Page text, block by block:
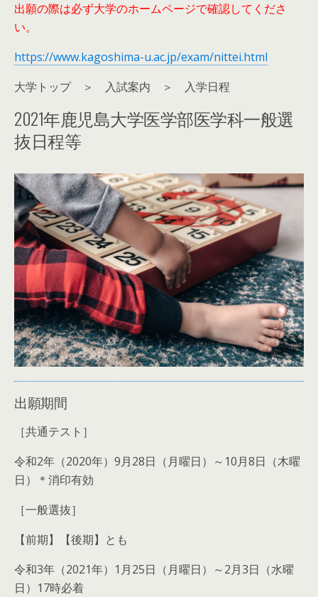
出願の際は必ず大学のホームページで確認してくださ
い。
https://www.kagoshima-u.ac.jp/exam/nittei.html
大学トップ ＞ 入試案内 ＞ 入学日程
2021年鹿児島大学医学部医学科一般選
抜日程等
出願期間
［共通テスト］
令和2年（2020年）9月28日（月曜日）～10月8日（木曜
日）＊消印有効
［一般選抜］
【前期】【後期】とも
令和3年（2021年）1月25日（月曜日）～2月3日（水曜
日） 17時必着